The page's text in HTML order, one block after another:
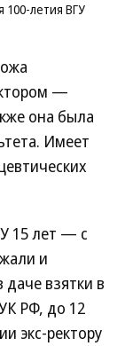
летия ВГУ
—
она была
Имеет
15 лет — с
и
взятки в
РФ, до 12
экс-ректору